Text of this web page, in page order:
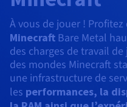
DISTRIBUER MON TRAFIC
Load Balancer
Tarifs
AI Endpoints - Catalogue des
AI Endpoints - Bases API
AI Endpoints - Batch API
GPUS
Managed HSM
Dedicated HSM
Infrastructure Anti-DDoS
Disponibilités par régions
Documentation
Roadmap & Changelog
MCP Server
Tarifs
Disponibilités par régions
Documentation
Guides et documentation
Conformité et certifications
Roadmap & Changelog
SAP HANA ON OVHCLOUD
SAP HANA on Bare Metal
SAP HANA on Private Cloud
Cloud Native
AI & HPC
OPCP Packager
BGP Services
PROTECTION & SÉCURITÉ
Infrastructure Anti-DDoS
Guides et documentation
Roadmap & Changelog
USAGES
Résilience et AZ
Grid computing
Tous les usages
Documentation
Roadmap & Changelog
CDN Infrastructure
BGP Services
PROTECTION & SÉCURITÉ
Bases de données
Option Certificats SSL
Option CDN
À vous de jouer ! Profitez
Minecraft Bare Metal
des charges de travail
des mondes Minecraft
une infrastructure de
les performances, la